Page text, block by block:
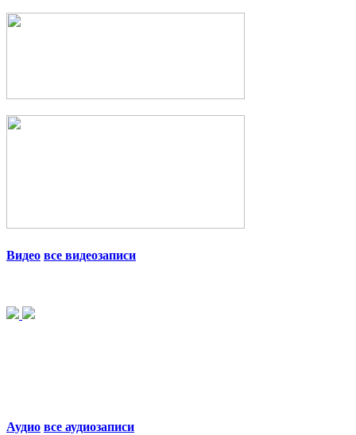
Видео все видеозаписи
Аудио все аудиозаписи